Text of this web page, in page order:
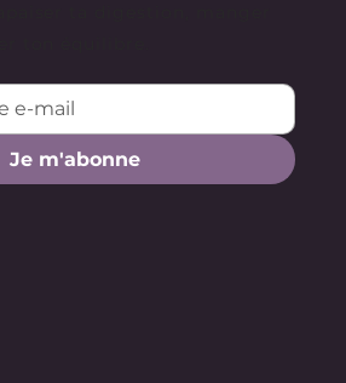
Je m'abonne